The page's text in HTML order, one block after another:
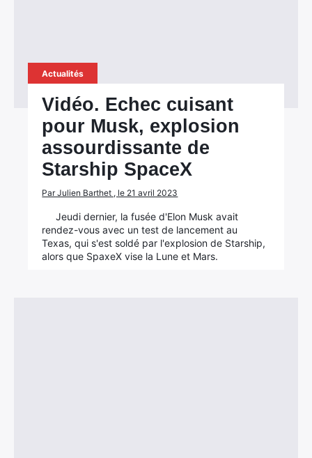
Actualités
Vidéo. Echec cuisant
pour Musk, explosion
assourdissante de
Starship SpaceX
Par Julien Barthet , le 21 avril 2023
Jeudi dernier, la fusée d'Elon Musk avait
rendez-vous avec un test de lancement au
Texas, qui s'est soldé par l'explosion de Starship,
alors que SpaxeX vise la Lune et Mars.